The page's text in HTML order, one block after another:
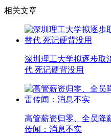
相关文章
深圳理工大学拟逐步取
代 死记硬背没用
高管薪资归零、全员降
传闻：消息不实